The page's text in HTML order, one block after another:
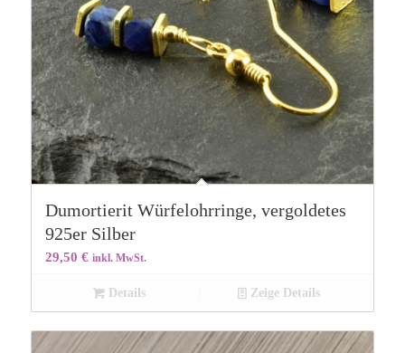
Dumortierit Würfelohrringe, vergoldetes
925er Silber
29,50 € inkl. MwSt.
Details Zeige Details